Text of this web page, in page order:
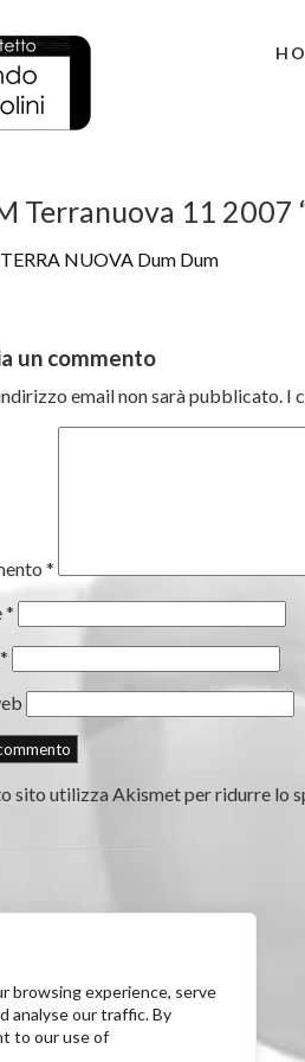
browsing experience, serve
analyse our traffic. By
to our use of
Terranuova 11 2007
NUOVA Dum Dum
un commento
email non sarà pubblicato. I
*
*
*
sito utilizza Akismet per ridurre lo